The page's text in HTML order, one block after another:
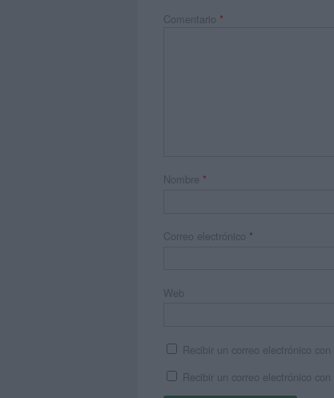
Comentario *
Nombre *
Correo electrónico *
Web
Recibir un correo electrónico
Recibir un correo electrónico